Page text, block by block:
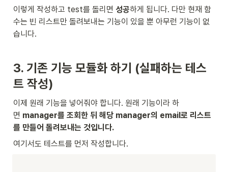
이렇게 작성하고 test를 돌리면 성공하게 됩니다. 다만 현재 함
수는 빈 리스트만 돌려보내는 기능이 있을 뿐 아무런 기능이 없
습니다.
3. 기존 기능 모듈화 하기 (실패하는 테스
트 작성)
이제 원래 기능을 넣어줘야 합니다. 원래 기능이라 하
면 manager를 조회한 뒤 해당 manager의 email로 리스트
를 만들어 돌려보내는 것입니다.
여기서도 테스트를 먼저 작성합니다.